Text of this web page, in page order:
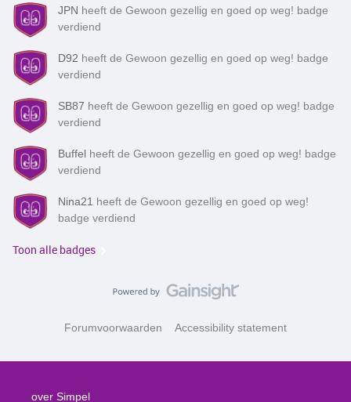
JPN heeft de Gewoon gezellig en goed op weg! badge
verdiend
D92 heeft de Gewoon gezellig en goed op weg! badge
verdiend
SB87 heeft de Gewoon gezellig en goed op weg! badge
verdiend
Buffel heeft de Gewoon gezellig en goed op weg! badge
verdiend
Nina21 heeft de Gewoon gezellig en goed op weg!
badge verdiend
Toon alle badges
Forumvoorwaarden Accessibility statement
over Simpel